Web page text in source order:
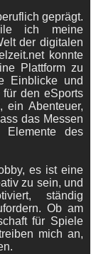
geprägt.
ich meine
der digitalen
konnte
Plattform zu
Einblicke und
für den eSports
ein Abenteuer,
das Messen
Elemente des
es ist eine
zu sein, und
ständig
Ob am
für Spiele
mich an,